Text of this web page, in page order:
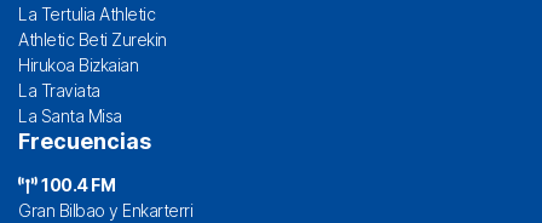
La Tertulia Athletic
Athletic Beti Zurekin
Hirukoa Bizkaian
La Traviata
La Santa Misa
Frecuencias
100.4 FM
Gran Bilbao y Enkarterri